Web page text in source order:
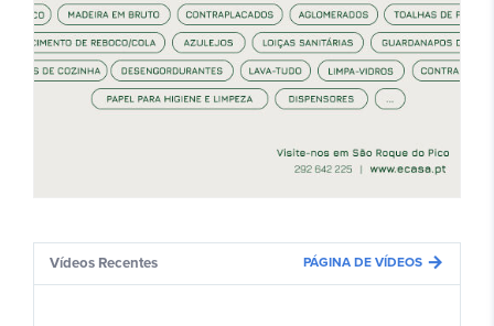
Vídeos Recentes PÁGINA DE VÍDEOS arrow_forward